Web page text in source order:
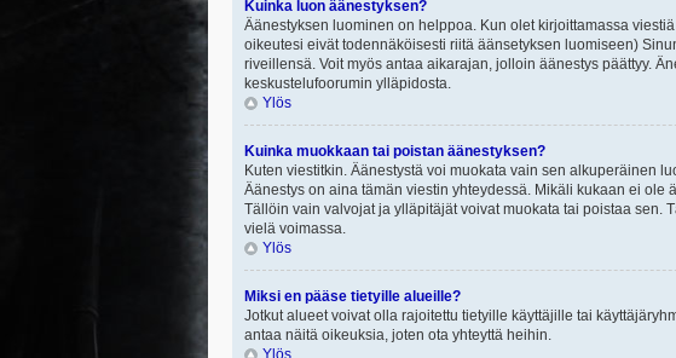
Kuinka luon äänestyksen?
Äänestyksen luominen on helppoa. Kun olet kirjoittamassa
oikeutesi eivät todennäköisesti riitä äänsetyksen luomiseen)
riveillensä. Voit myös antaa aikarajan, jolloin äänestys päättyy.
keskustelufoorumin ylläpidosta.
Ylös
Kuinka muokkaan tai poistan äänestyksen?
Kuten viestitkin. Äänestystä voi muokata vain sen alkuperäinen
Äänestys on aina tämän viestin yhteydessä. Mikäli kukaan ei ole
Tällöin vain valvojat ja ylläpitäjät voivat muokata tai poistaa sen.
vielä voimassa.
Ylös
Miksi en pääse tietyille alueille?
Jotkut alueet voivat olla rajoitettu tietyille käyttäjille tai
antaa näitä oikeuksia, joten ota yhteyttä heihin.
Ylös